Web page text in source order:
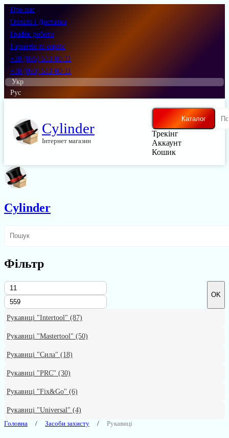
Про нас
Оплата і Доставка
Графік роботи
Гарантія та сервіс
+38 (095) 513-00-11
+38 (093) 513-00-11
Укр
Рус
Cylinder
Інтернет магазин
Каталог
Трекінг
Аккаунт
Кошик
Cylinder
Фільтр
OK
Рукавиці "Intertool" (87)
Рукавиці "Mastertool" (50)
Рукавиці "Сила" (18)
Рукавиці "PRC" (30)
Рукавиці "Fix&Go" (6)
Рукавиці "Universal" (4)
Головна
Засоби захисту Рукавиці